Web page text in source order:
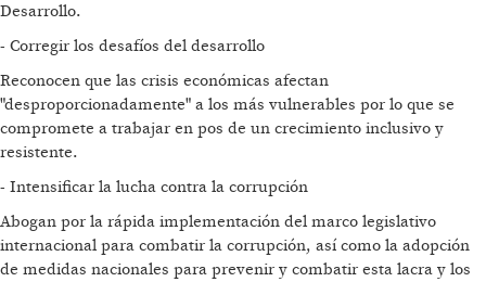
Desarrollo.
- Corregir los desafíos del desarrollo
Reconocen que las crisis económicas afectan
"desproporcionadamente" a los más vulnerables por lo que se
compromete a trabajar en pos de un crecimiento inclusivo y
resistente.
- Intensificar la lucha contra la corrupción
Abogan por la rápida implementación del marco legislativo
internacional para combatir la corrupción, así como la adopción
de medidas nacionales para prevenir y combatir esta lacra y los